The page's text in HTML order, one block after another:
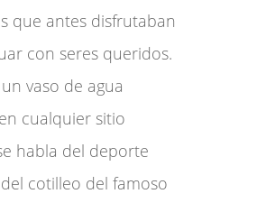
que antes disfrutaban
con seres queridos.
vaso de agua
cualquier sitio
habla del deporte
cotilleo del famoso